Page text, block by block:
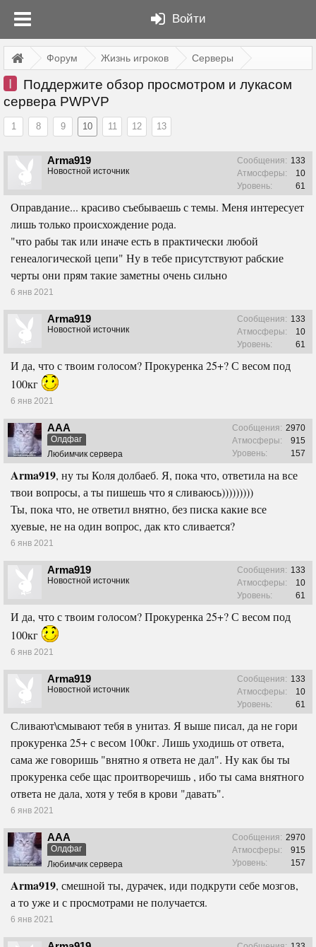
Войти
Форум Жизнь игроков Серверы
I
Поддержите обзор просмотром и лукасом
сервера PWPVP
1 8 9 10 11 12 13
Arma919
Новостной источник
Сообщения: 133
Атмосферы:
10
Уровень:
61
Оправдание... красиво съебываешь с темы. Меня интересует
лишь только происхождение рода.
"что рабы так или иначе есть в практически любой
генеалогической цепи" Ну в тебе присутствуют рабские
черты они прям такие заметны очень сильно
6 янв 2021
Arma919
Новостной источник
Сообщения: 133
Атмосферы:
10
Уровень:
61
И да, что с твоим голосом? Прокуренка 25+? С весом под
100кг
6 янв 2021
ААА
Олдфаг
Любимчик сервера
Сообщения: 2970
Атмосферы:
915
Уровень:
157
Arma919, ну ты Коля долбаеб. Я, пока что, ответила на все
твои вопросы, а ты пишешь что я сливаюсь)))))))))
Ты, пока что, не ответил внятно, без писка какие все
хуевые, не на один вопрос, дак кто сливается?
6 янв 2021
Arma919
Новостной источник
Сообщения: 133
Атмосферы:
10
Уровень:
61
И да, что с твоим голосом? Прокуренка 25+? С весом под
100кг
6 янв 2021
Arma919
Новостной источник
Сообщения: 133
Атмосферы:
10
Уровень:
61
Сливают\смывают тебя в унитаз. Я выше писал, да не гори
прокуренка 25+ с весом 100кг. Лишь уходишь от ответа,
сама же говоришь "внятно я ответа не дал". Ну как бы ты
прокуренка себе щас проитворечишь , ибо ты сама внятного
ответа не дала, хотя у тебя в крови "давать".
6 янв 2021
ААА
Олдфаг
Любимчик сервера
Сообщения: 2970
Атмосферы:
915
Уровень:
157
Arma919, смешной ты, дурачек, иди подкрути себе мозгов,
а то уже и с просмотрами не получается.
6 янв 2021